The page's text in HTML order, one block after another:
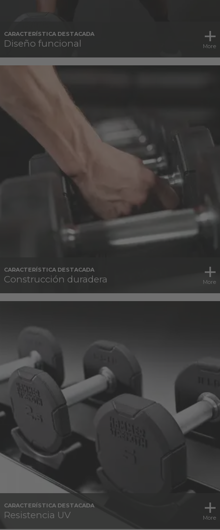
CARACTERÍSTICA DESTACADA
Diseño funcional More
CARACTERÍSTICA DESTACADA
Construcción duradera More
CARACTERÍSTICA DESTACADA
Resistencia UV More